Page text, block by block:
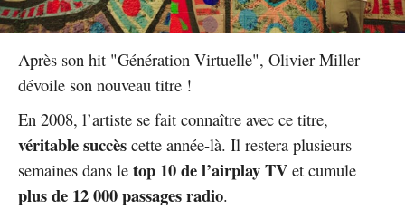
Après son hit "Génération Virtuelle", Olivier Miller
dévoile son nouveau titre !
En 2008, l’artiste se fait connaître avec ce titre,
véritable succès cette année-là. Il restera plusieurs
semaines dans le top 10 de l’airplay TV et cumule
plus de 12 000 passages radio.